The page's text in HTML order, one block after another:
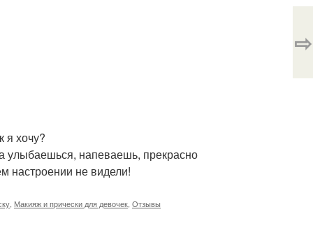
я хочу?
улыбаешься, напеваешь, прекрасно
настроении не видели!
Макияж и прически для девочек Отзывы
⇨